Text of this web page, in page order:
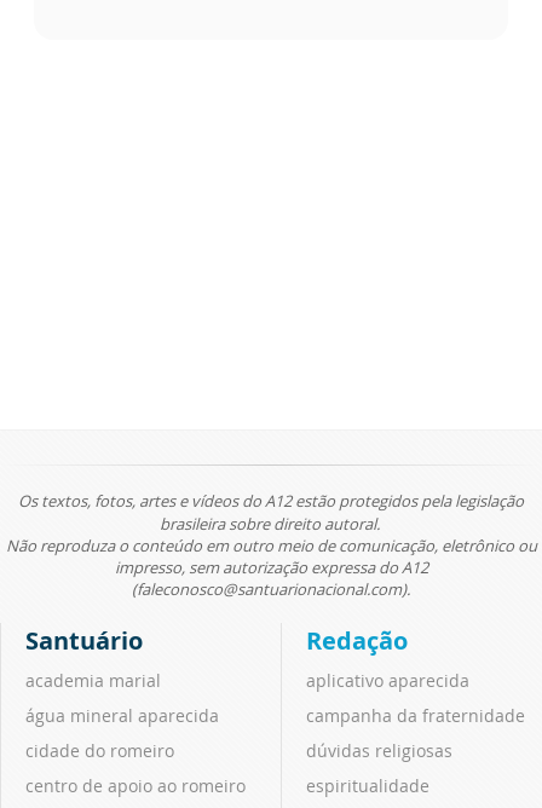
Os textos, fotos, artes e vídeos do A12 estão protegidos pela legislação
brasileira sobre direito autoral.
Não reproduza o conteúdo em outro meio de comunicação, eletrônico ou
impresso, sem autorização expressa do A12
(faleconosco@santuarionacional.com).
Santuário
academia marial
água mineral aparecida
cidade do romeiro
centro de apoio ao romeiro
Redação
aplicativo aparecida
campanha da fraternidade
dúvidas religiosas
espiritualidade